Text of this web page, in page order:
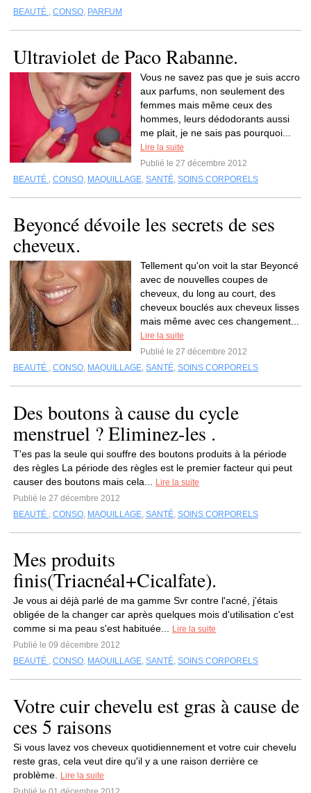
BEAUTÉ , CONSO, PARFUM
Ultraviolet de Paco Rabanne.
Vous ne savez pas que je suis accro
aux parfums, non seulement des
femmes mais même ceux des
hommes, leurs dédodorants aussi
me plait, je ne sais pas pourquoi...
Lire la suite
Publié le 27 décembre 2012
BEAUTÉ , CONSO, MAQUILLAGE, SANTÉ, SOINS CORPORELS
Beyoncé dévoile les secrets de ses
cheveux.
Tellement qu'on voit la star Beyoncé
avec de nouvelles coupes de
cheveux, du long au court, des
cheveux bouclés aux cheveux lisses
mais même avec ces changement...
Lire la suite
Publié le 27 décembre 2012
BEAUTÉ , CONSO, MAQUILLAGE, SANTÉ, SOINS CORPORELS
Des boutons à cause du cycle
menstruel ? Eliminez-les .
T'es pas la seule qui souffre des boutons produits à la période
des règles La période des règles est le premier facteur qui peut
causer des boutons mais cela...
Lire la suite
Publié le 27 décembre 2012
BEAUTÉ , CONSO, MAQUILLAGE, SANTÉ, SOINS CORPORELS
Mes produits
finis(Triacnéal+Cicalfate).
Je vous ai déjà parlé de ma gamme Svr contre l'acné, j'étais
obligée de la changer car après quelques mois d'utilisation c'est
comme si ma peau s'est habituée...
Lire la suite
Publié le 09 décembre 2012
BEAUTÉ , CONSO, MAQUILLAGE, SANTÉ, SOINS CORPORELS
Votre cuir chevelu est gras à cause de
ces 5 raisons
Si vous lavez vos cheveux quotidiennement et votre cuir chevelu
reste gras, cela veut dire qu'il y a une raison derrière ce
problème.
Lire la suite